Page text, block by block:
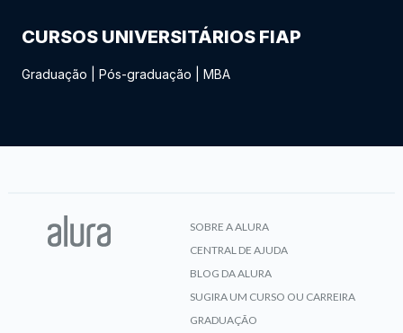
CURSOS UNIVERSITÁRIOS FIAP
Graduação Pós-graduação MBA
SOBRE A ALURA
CENTRAL DE AJUDA
BLOG DA ALURA
SUGIRA UM CURSO OU CARREIRA
GRADUAÇÃO